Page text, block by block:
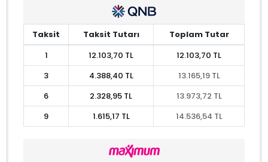
Taksit Taksit Tutarı
Toplam Tutar
1
12.103,70 TL
12.103,70 TL
3
4.388,40 TL
13.165,19 TL
6
2.328,95 TL
13.973,72 TL
9
1.615,17 TL 14.536,54 TL